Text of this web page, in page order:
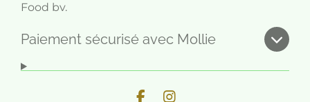
Food bv.
Paiement sécurisé avec Mollie